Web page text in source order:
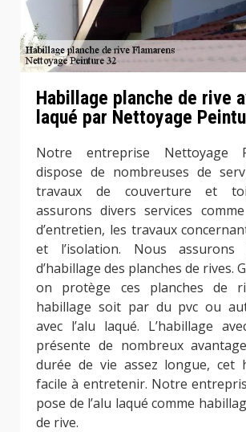
Habillage planche de rive
laqué par Nettoyage
Notre entreprise Nettoyage
dispose de nombreuses de
travaux de couverture et
assurons divers services
d’entretien, les travaux
et l’isolation. Nous assurons
d’habillage des planches de rives.
on protège ces planches de
habillage soit par du pvc ou
avec l’alu laqué. L’habillage
présente de nombreux
durée de vie assez longue, cet
facile à entretenir. Notre
pose de l’alu laqué comme
de rive.